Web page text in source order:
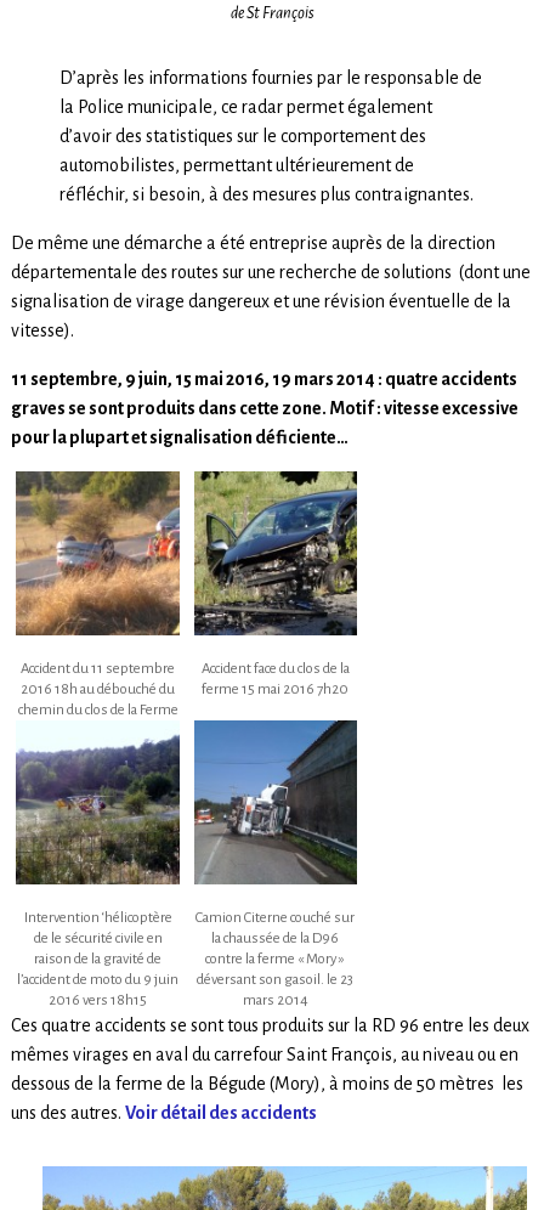
de St François
D’après les informations fournies par le responsable de
la Police municipale, ce radar permet également
d’avoir des statistiques sur le comportement des
automobilistes, permettant ultérieurement de
réfléchir, si besoin, à des mesures plus contraignantes.
De même une démarche a été entreprise auprès de la direction
départementale des routes sur une recherche de solutions (dont une
signalisation de virage dangereux et une révision éventuelle de la
vitesse).
11 septembre, 9 juin, 15 mai 2016, 19 mars 2014 : quatre accidents
graves se sont produits dans cette zone. Motif : vitesse excessive
pour la plupart et signalisation déficiente…
Accident du 11 septembre
2016 18h au débouché du
chemin du clos de la Ferme
Accident face du clos de la
ferme 15 mai 2016 7h20
Intervention ‘hélicoptère
de le sécurité civile en
raison de la gravité de
l’accident de moto du 9 juin
2016 vers 18h15
Camion Citerne couché sur
la chaussée de la D96
contre la ferme « Mory »
déversant son gasoil. le 23
mars 2014
Ces quatre accidents se sont tous produits sur la RD 96 entre les deux
mêmes virages en aval du carrefour Saint François, au niveau ou en
dessous de la ferme de la Bégude (Mory), à moins de 50 mètres les
uns des autres. Voir détail des accidents